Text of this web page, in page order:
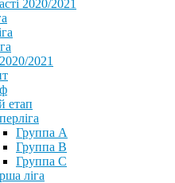
2020/2021
2021
етап
Группа A
Группа B
Группа C
ліга